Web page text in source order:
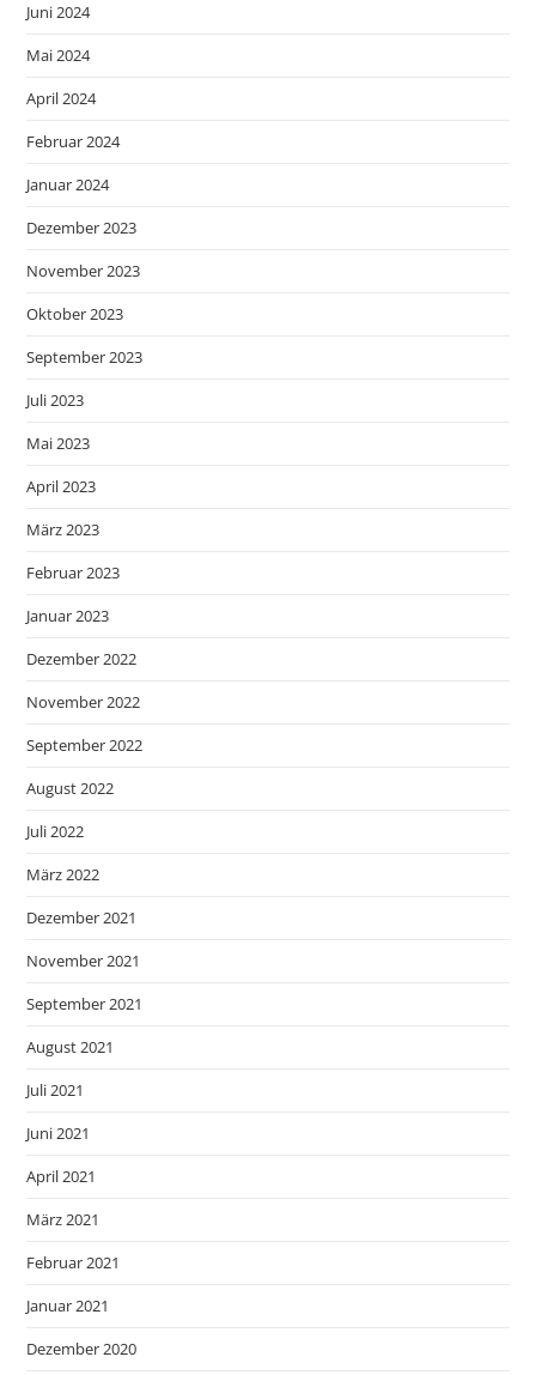
Juni 2024
Mai 2024
April 2024
Februar 2024
Januar 2024
Dezember 2023
November 2023
Oktober 2023
September 2023
Juli 2023
Mai 2023
April 2023
März 2023
Februar 2023
Januar 2023
Dezember 2022
November 2022
September 2022
August 2022
Juli 2022
März 2022
Dezember 2021
November 2021
September 2021
August 2021
Juli 2021
Juni 2021
April 2021
März 2021
Februar 2021
Januar 2021
Dezember 2020